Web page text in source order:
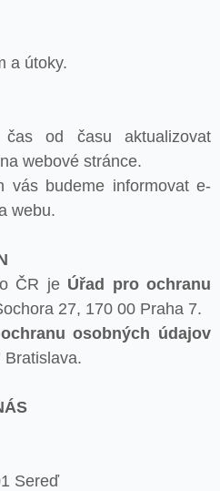
a útoky.
od času aktualizovat
webové stránce.
vás budeme informovat e-
webu.
ČR je Úřad pro ochranu
27, 170 00 Praha 7.
osobných údajov
Bratislava.
Sereď